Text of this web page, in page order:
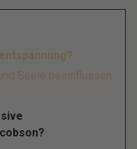
Seele beeinflussen
Alltag rauben nicht
zur